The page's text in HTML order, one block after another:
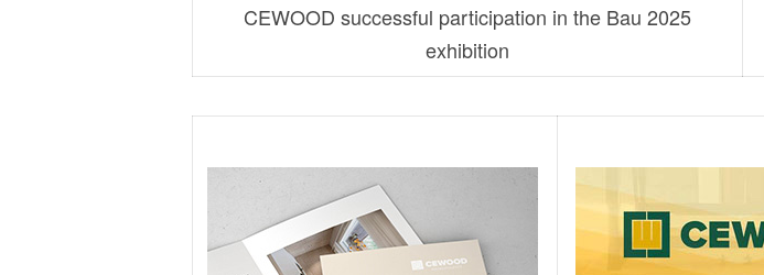
CEWOOD successful participation in the Bau 2025
exhibition